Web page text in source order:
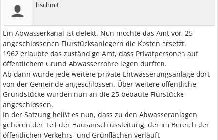
hschmit
Ein Abwasserkanal ist defekt. Nun möchte das Amt von 25
angeschlossenen Flurstücksanlegern die Kosten ersetzt.
1962 erlaubte das zuständige Amt, dass Privatpersonen auf
öffentlichem Grund Abwasserrohre legen durften.
Ab dann wurde jede weitere private Entwässerungsanlage dort
von der Gemeinde angeschlossen. Über weitere öffentliche
Grundstücke wurden nun an die 25 bebaute Flurstücke
angeschlossen.
In der Satzung heißt es nun, dass zu den Abwasseranlagen
gehören der Teil der Hausanschlussleitung, der im Bereich der
öffentlichen Verkehrs- und Grünflächen verläuft